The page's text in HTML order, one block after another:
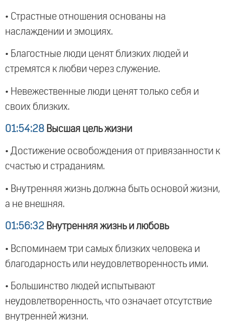
• Страстные отношения основаны на
наслаждении и эмоциях.
• Благостные люди ценят близких людей и
стремятся к любви через служение.
• Невежественные люди ценят только себя и
своих близких.
01:54:28 Высшая цель жизни
• Достижение освобождения от привязанности к
счастью и страданиям.
• Внутренняя жизнь должна быть основой жизни,
а не внешняя.
01:56:32 Внутренняя жизнь и любовь
• Вспоминаем три самых близких человека и
благодарность или неудовлетворенность ими.
• Большинство людей испытывают
неудовлетворенность, что означает отсутствие
внутренней жизни.